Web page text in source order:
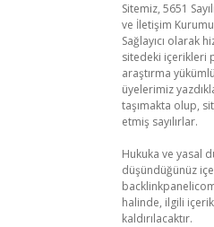
Sitemiz, 5651
ve İletişim
Sağlayıcı olarak
sitedeki içerikleri
araştırma
üyelerimiz
taşımakta olup,
etmiş sayılırlar.
Hukuka ve yasal
düşündüğünüz
halinde, ilgili
kaldırılacaktır.